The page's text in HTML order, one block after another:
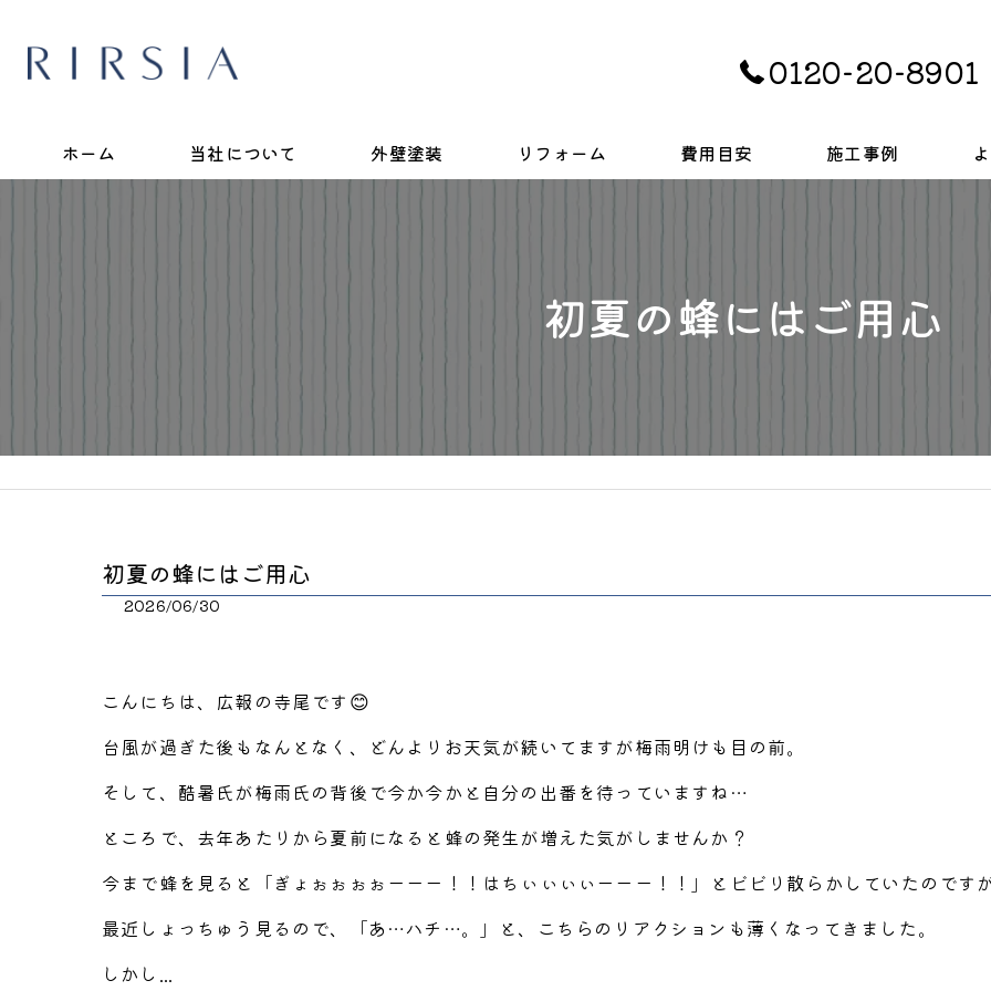
0120-20-8901
ホーム 当社について 外壁塗装 リフォーム
トイレ
費用目安 施工事例
初夏の蜂にはご用心
初夏の蜂にはご用心
2026/06/30
こんにちは、広報の寺尾です😊
台風が過ぎた後もなんとなく、どんよりお天気が続いてますが梅雨明けも目の前。
そして、酷暑氏が梅雨氏の背後で今か今かと自分の出番を待っていますね…
ところで、去年あたりから夏前になると蜂の発生が増えた気がしませんか？
今まで蜂を見ると「ぎょぉぉぉぉーーー！！はちぃぃぃぃーーー！！」とビビり散らかしていたのです
最近しょっちゅう見るので、「あ…ハチ…。」と、こちらのリアクションも薄くなってきました。
しかし...